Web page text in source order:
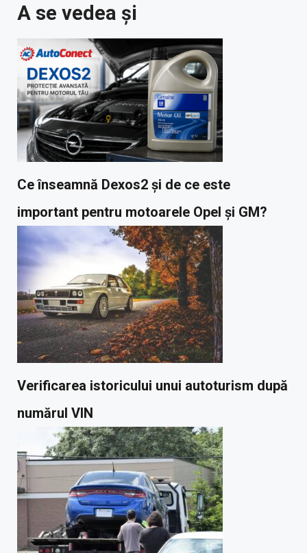
A se vedea și
Ce înseamnă Dexos2 și de ce este
important pentru motoarele Opel și GM?
Verificarea istoricului unui autoturism după
numărul VIN